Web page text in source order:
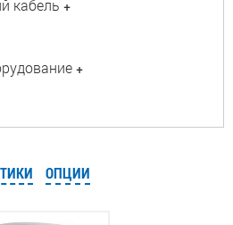
кабель +
+
ОПЦИИ